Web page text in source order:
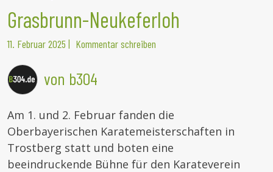
Grasbrunn-Neukeferloh
11. Februar 2025| Kommentar schreiben
von b304
Am 1. und 2. Februar fanden die
Oberbayerischen Karatemeisterschaften in
Trostberg statt und boten eine
beeindruckende Bühne für den Karateverein